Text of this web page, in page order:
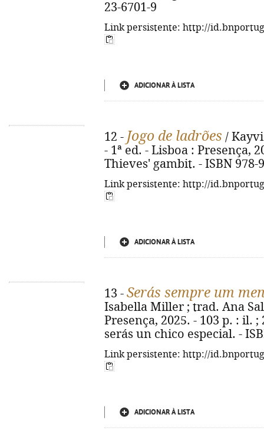
23-6701-9
Link persistente: http://
ADICIONAR À LISTA
12 - Jogo de ladrões /
- 1ª ed. - Lisboa : Presença,
Thieves' gambit. - ISBN 978-
Link persistente: http://
ADICIONAR À LISTA
13 - Serás sempre um
Isabella Miller ; trad. Ana
Presença, 2025. - 103 p. : il.
serás un chico especial. -
Link persistente: http://
ADICIONAR À LISTA